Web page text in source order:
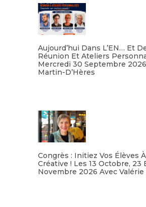
Aujourd’hui Dans L’EN… Et
Réunion Et Ateliers
Mercredi 30 Septembre
Martin-D’Hères
Congrès : Initiez Vos Élèves
Créative ! Les 13 Octobre, 23
Novembre 2026 Avec